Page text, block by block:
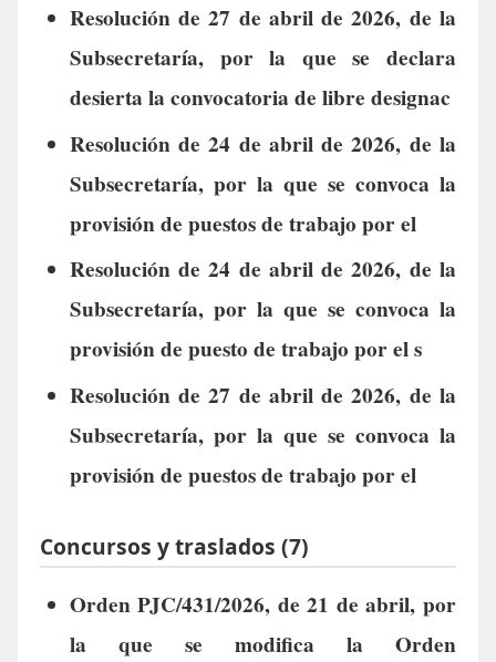
Resolución de 27 de abril de 2026, de la
Subsecretaría, por la que se declara
desierta la convocatoria de libre designac
Resolución de 24 de abril de 2026, de la
Subsecretaría, por la que se convoca la
provisión de puestos de trabajo por el
Resolución de 24 de abril de 2026, de la
Subsecretaría, por la que se convoca la
provisión de puesto de trabajo por el s
Resolución de 27 de abril de 2026, de la
Subsecretaría, por la que se convoca la
provisión de puestos de trabajo por el
Concursos y traslados (7)
Orden PJC/431/2026, de 21 de abril, por
la que se modifica la Orden